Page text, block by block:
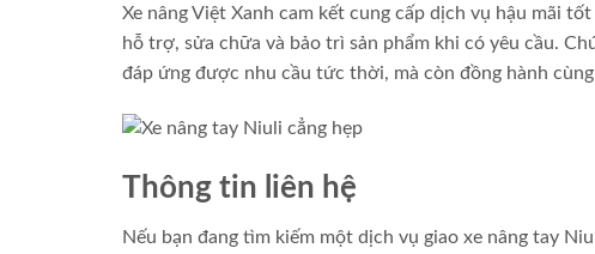
Xe nâng Việt Xanh cam kết cung cấp dịch vụ hậu mãi
hỗ trợ, sửa chữa và bảo trì sản phẩm khi có yêu cầu.
đáp ứng được nhu cầu tức thời, mà còn đồng hành
Thông tin liên hệ
Nếu bạn đang tìm kiếm một dịch vụ giao xe nâng tay